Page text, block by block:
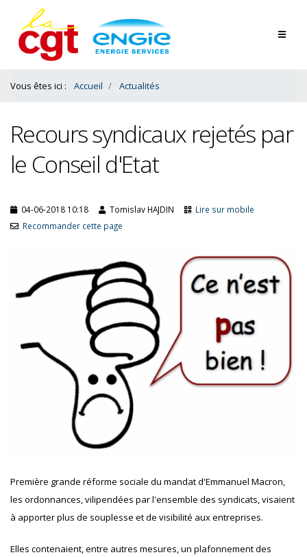
Contenu
Bas
Vous êtes ici : Accueil Actualités
Recours syndicaux rejetés par
le Conseil d'Etat
04-06-2018 10:18 Tomislav HAJDIN
Lire sur mobile
Recommander cette page
Première grande réforme sociale du mandat d'Emmanuel Macron,
les ordonnances, vilipendées par l'ensemble des syndicats, visaient
à apporter plus de souplesse et de visibilité aux entreprises.
Elles contenaient, entre autres mesures, un plafonnement des